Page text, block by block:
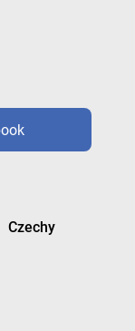
Czechy